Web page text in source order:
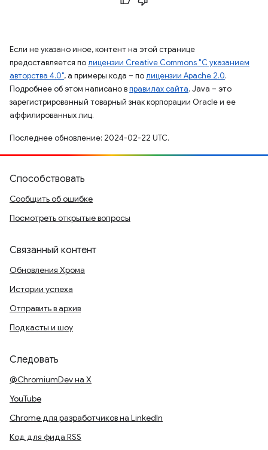
Если не указано иное, контент на этой странице
предоставляется полицензии Creative Commons "С указанием
авторства 4.0", а примеры кода – полицензии Apache 2.0.
Подробнее об этом написано вправилах сайта. Java – это
зарегистрированный товарный знак корпорации Oracle и ее
аффилированных лиц.
Последнее обновление: 2024-02-22 UTC.
Способствовать
Сообщить об ошибке
Посмотреть открытые вопросы
Связанный контент
Обновления Хрома
Истории успеха
Отправить в архив
Подкасты и шоу
Следовать
@ChromiumDev на X
YouTube
Chrome для разработчиков на LinkedIn
Код для фида RSS